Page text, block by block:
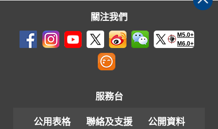
關注我們
M5.0+
M6.0+
服務台
公用表格 聯絡及支援
公開資料